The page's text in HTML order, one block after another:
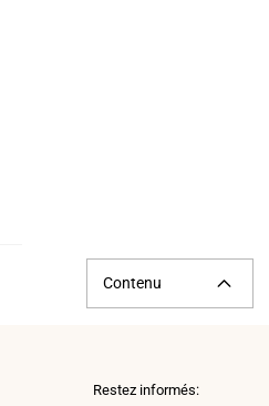
Contenu
Restez informés: